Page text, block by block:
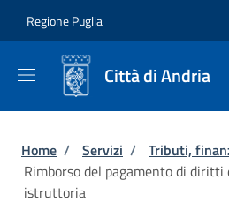
Regione Puglia
Città di Andria
Briciole di pane
Home / Servizi / Tributi,
Rimborso del pagamento di diritti
istruttoria